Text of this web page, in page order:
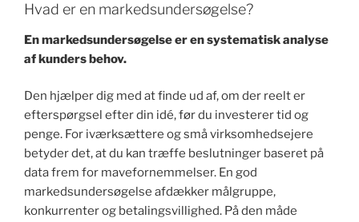
Hvad er en markedsundersøgelse?
En markedsundersøgelse er en systematisk analyse
af kunders behov.
Den hjælper dig med at finde ud af, om der reelt er
efterspørgsel efter din idé, før du investerer tid og
penge. For iværksættere og små virksomhedsejere
betyder det, at du kan træffe beslutninger baseret på
data frem for mavefornemmelser. En god
markedsundersøgelse afdækker målgruppe,
konkurrenter og betalingsvillighed. På den måde